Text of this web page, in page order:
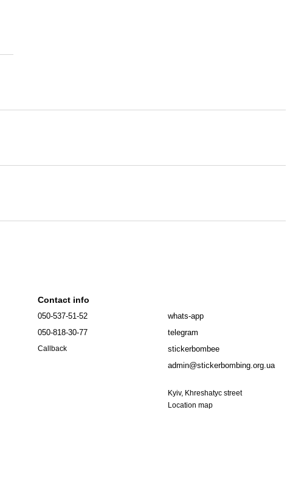
Contact info
050-537-51-52
050-818-30-77
Callback
whats-app
telegram
stickerbombee
admin@stickerbombing.org.ua
Kyiv, Khreshatyc street
Location map